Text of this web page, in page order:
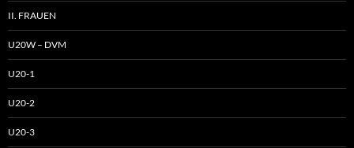
II. FRAUEN
U20W – DVM
U20-1
U20-2
U20-3